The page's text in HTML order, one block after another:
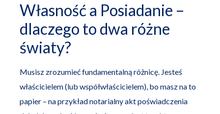
Własność a Posiadanie –
dlaczego to dwa różne
światy?
Musisz zrozumieć fundamentalną różnicę. Jesteś
właścicielem (lub współwłaścicielem), bo masz na to
papier – na przykład notarialny akt poświadczenia